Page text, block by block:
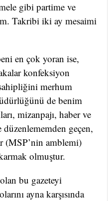
gibi partime ve
Takribi iki ay mesaimi
en çok yoran ise,
konfeksiyon
sahipliğini merhum
de benim
mizanpajı, haber ve
düzenlememden geçen,
(MSP’nin amblemi)
olmuştur.
bu gazeteyi
ayna karşısında